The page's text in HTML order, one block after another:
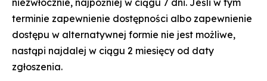
niezwłocznie, najpóźniej w ciągu 7 dni. Jeśli w tym
terminie zapewnienie dostępności albo zapewnienie
dostępu w alternatywnej formie nie jest możliwe,
nastąpi najdalej w ciągu 2 miesięcy od daty
zgłoszenia.